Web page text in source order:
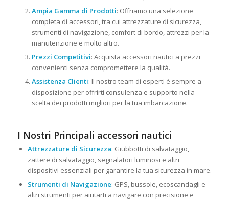
Ampia Gamma di Prodotti: Offriamo una selezione
completa di accessori, tra cui attrezzature di sicurezza,
strumenti di navigazione, comfort di bordo, attrezzi per la
manutenzione e molto altro.
Prezzi Competitivi: Acquista accessori nautici a prezzi
convenienti senza compromettere la qualità.
Assistenza Clienti: Il nostro team di esperti è sempre a
disposizione per offrirti consulenza e supporto nella
scelta dei prodotti migliori per la tua imbarcazione.
I Nostri Principali accessori nautici
Attrezzature di Sicurezza: Giubbotti di salvataggio,
zattere di salvataggio, segnalatori luminosi e altri
dispositivi essenziali per garantire la tua sicurezza in mare.
Strumenti di Navigazione: GPS, bussole, ecoscandagli e
altri strumenti per aiutarti a navigare con precisione e